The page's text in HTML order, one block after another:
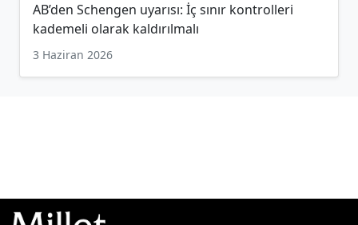
AB’den Schengen uyarısı: İç sınır kontrolleri
kademeli olarak kaldırılmalı
3 Haziran 2026